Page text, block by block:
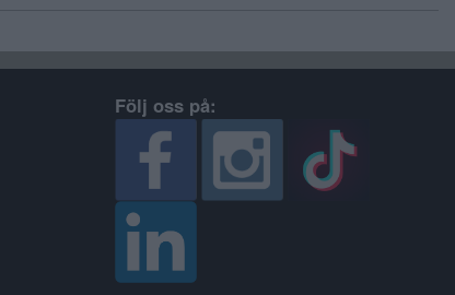
Följ oss på: